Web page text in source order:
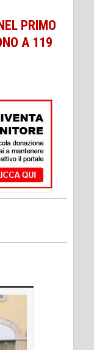
PRIMO
A 119